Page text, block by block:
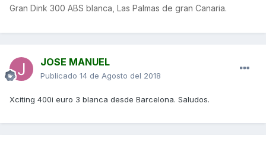
Gran Dink 300 ABS blanca, Las Palmas de gran Canaria.
JOSE MANUEL
Publicado 14 de Agosto del 2018
Xciting 400i euro 3 blanca desde Barcelona. Saludos.